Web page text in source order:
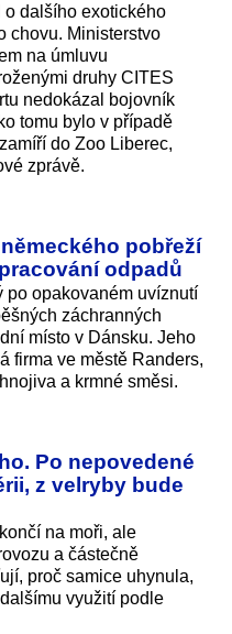
dalšího exotického
chovu. Ministerstvo
na úmluvu
druhy CITES
nedokázal bojovník
tomu bylo v případě
do Zoo Liberec,
zprávě.
pobřeží
odpadů
po opakovaném uvíznutí
záchranných
místo v Dánsku. Jeho
firma ve městě Randers,
a krmné směsi.
Po nepovedené
z velryby bude
na moři, ale
a částečně
proč samice uhynula,
využití podle